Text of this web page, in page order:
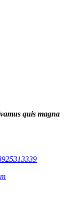
quis magna